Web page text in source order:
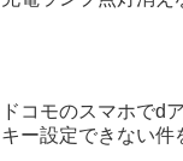
ドコモのスマホでd
キー設定できない件